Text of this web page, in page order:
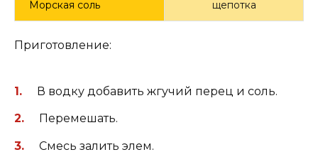
Морская соль щепотка
Приготовление:
В водку добавить жгучий перец и соль.
Перемешать.
Смесь залить элем.